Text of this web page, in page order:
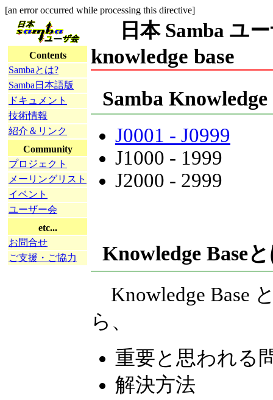
[an error occurred while processing this directive]
Contents
Sambaとは?
Samba日本語版
ドキュメント
技術情報
紹介＆リンク
Community
プロジェクト
メーリングリスト
イベント
ユーザー会
etc...
お問合せ
ご支援・ご協力
日本 Samba ユ
knowledge base
Samba
J0001 - J0999
J1000 - 1999
J2000 - 2999
Knowledge Base
Knowledge Base
ら、
重要と思われる
解決方法